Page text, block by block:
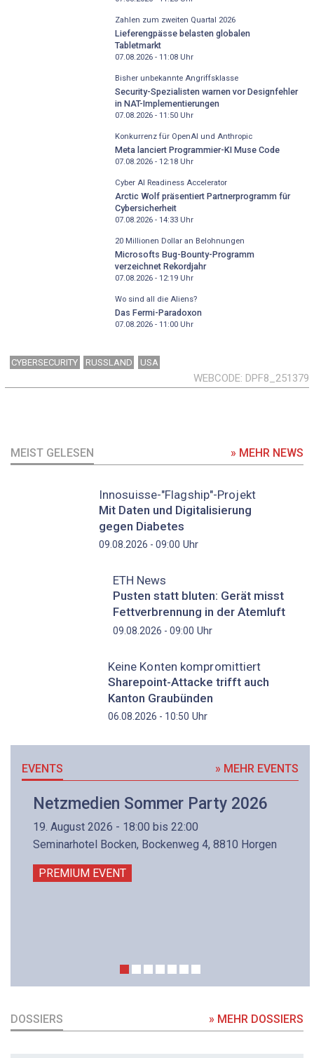
Zahlen zum zweiten Quartal 2026
Lieferengpässe belasten globalen
Tabletmarkt
07.08.2026 - 11:08Uhr
Bisher unbekannte Angriffsklasse
Security-Spezialisten warnen vor Designfehler
in NAT-Implementierungen
07.08.2026 - 11:50Uhr
Konkurrenz für OpenAI und Anthropic
Meta lanciert Programmier-KI Muse Code
07.08.2026 - 12:18Uhr
Cyber AI Readiness Accelerator
Arctic Wolf präsentiert Partnerprogramm für
Cybersicherheit
07.08.2026 - 14:33Uhr
20 Millionen Dollar an Belohnungen
Microsofts Bug-Bounty-Programm
verzeichnet Rekordjahr
07.08.2026 - 12:19Uhr
Wo sind all die Aliens?
Das Fermi-Paradoxon
07.08.2026 - 11:00Uhr
CYBERSECURITY RUSSLAND USA
WEBCODE DPF8_251379
MEIST GELESEN » MEHR NEWS
Innosuisse-"Flagship"-Projekt
Mit Daten und Digitalisierung
gegen Diabetes
09.08.2026 - 09:00 Uhr
ETH News
Pusten statt bluten: Gerät misst
Fettverbrennung in der Atemluft
09.08.2026 - 09:00 Uhr
Keine Konten kompromittiert
Sharepoint-Attacke trifft auch
Kanton Graubünden
06.08.2026 - 10:50 Uhr
EVENTS » MEHR EVENTS
Netzmedien Sommer Party 2026
19. August 2026 - 18:00 bis 22:00
Seminarhotel Bocken, Bockenweg 4, 8810 Horgen
PREMIUM EVENT
DOSSIERS » MEHR DOSSIERS